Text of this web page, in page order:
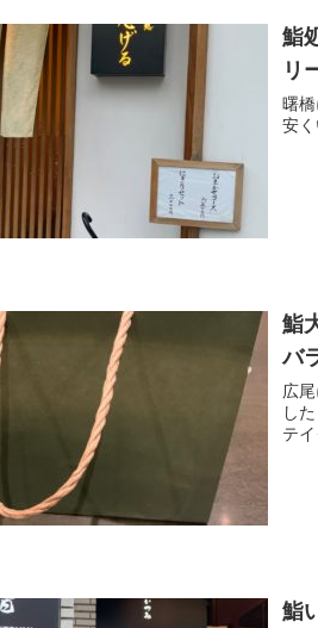
鮨
リ
曙
安
鮨
バ
広
し
テ
鮨